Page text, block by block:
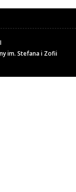
im. Stefana i Zofii